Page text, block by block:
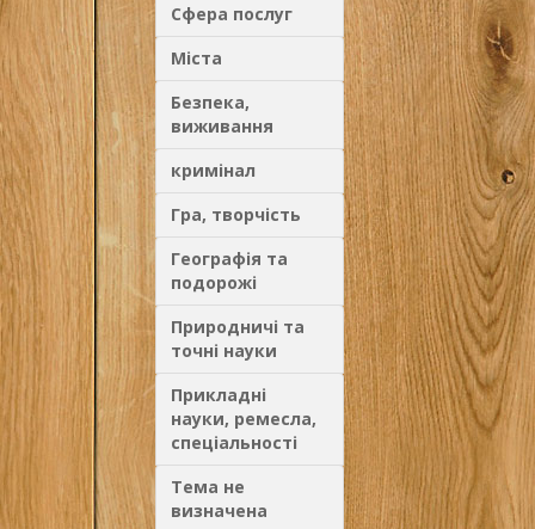
Сфера послуг
Міста
Безпека,
виживання
кримінал
Гра, творчість
Географія та
подорожі
Природничі та
точні науки
Прикладні
науки, ремесла,
спеціальності
Тема не
визначена